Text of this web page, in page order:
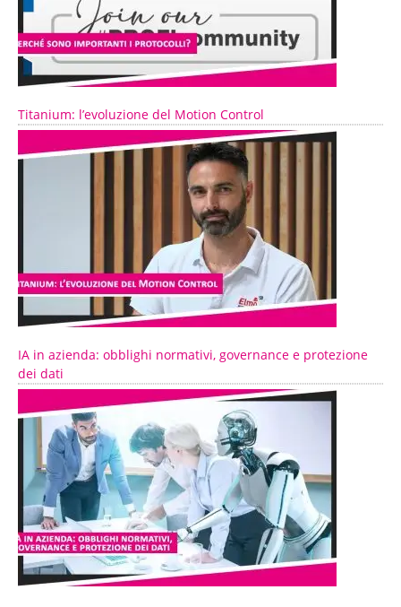
Titanium: l’evoluzione del Motion Control
IA in azienda: obblighi normativi, governance e protezione
dei dati